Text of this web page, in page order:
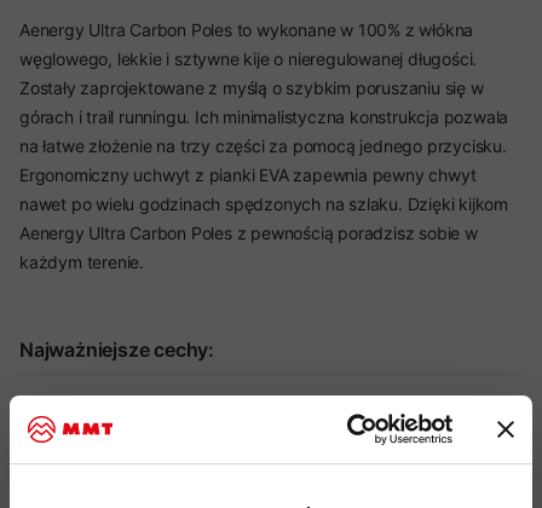
Aenergy Ultra Carbon Poles to wykonane w 100% z włókna
węglowego, lekkie i sztywne kije o nieregulowanej długości.
Zostały zaprojektowane z myślą o szybkim poruszaniu się w
górach i trail runningu. Ich minimalistyczna konstrukcja pozwala
na łatwe złożenie na trzy części za pomocą jednego przycisku.
Ergonomiczny uchwyt z pianki EVA zapewnia pewny chwyt
nawet po wielu godzinach spędzonych na szlaku. Dzięki kijkom
Aenergy Ultra Carbon Poles z pewnością poradzisz sobie w
każdym terenie.
Najważniejsze cechy:
idealny produkt do: trail running, hiking